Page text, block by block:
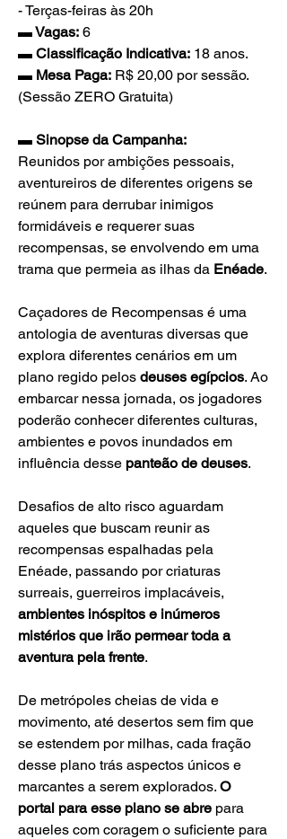
- Terças-feiras às 20h
▬ Vagas: 6
▬ Classificação Indicativa: 18 anos.
▬ Mesa Paga: R$ 20,00 por sessão.
(Sessão ZERO Gratuita)
▬ Sinopse da Campanha:
Reunidos por ambições pessoais,
aventureiros de diferentes origens se
reúnem para derrubar inimigos
formidáveis e requerer suas
recompensas, se envolvendo em uma
trama que permeia as ilhas da Enéade.
Caçadores de Recompensas é uma
antologia de aventuras diversas que
explora diferentes cenários em um
plano regido pelos deuses egípcios. Ao
embarcar nessa jornada, os jogadores
poderão conhecer diferentes culturas,
ambientes e povos inundados em
influência desse panteão de deuses.
Desafios de alto risco aguardam
aqueles que buscam reunir as
recompensas espalhadas pela
Enéade, passando por criaturas
ambientes inóspitos e inúmeros
mistérios que irão permear toda a
aventura pela frente.
De metrópoles cheias de vida e
movimento, até desertos sem fim que
se estendem por milhas, cada fração
desse plano trás aspectos únicos e
marcantes a serem explorados. O
portal para esse plano se abre para
aqueles com coragem o suficiente para